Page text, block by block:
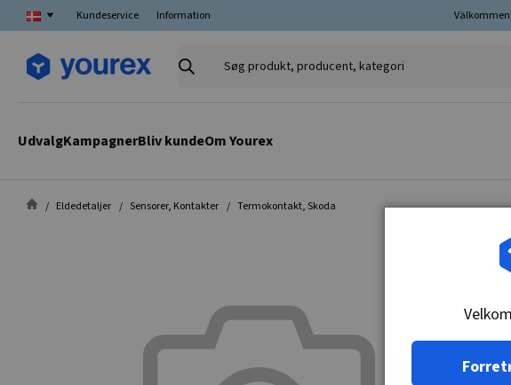
Kundeservice Information Välkommen
Søg
UdvalgKampagnerBliv kundeOm Yourex
Eldedetaljer Sensorer, Kontakter Termokontakt, Skoda